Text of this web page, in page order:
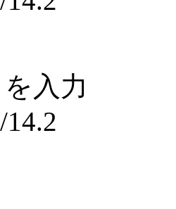
入力
14.2